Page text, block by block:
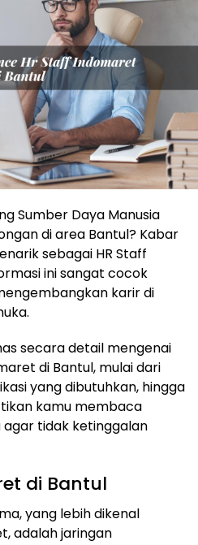
Sumber Daya Manusia
di area Bantul? Kabar
sebagai HR Staff
ini sangat cocok
karir di
secara detail mengenai
di Bantul, mulai dari
yang dibutuhkan, hingga
kamu membaca
agar tidak ketinggalan
di Bantul
yang lebih dikenal
adalah jaringan